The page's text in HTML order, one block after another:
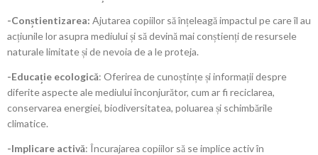
-Conștientizarea: Ajutarea copiilor să înțeleagă impactul pe care îl au
acțiunile lor asupra mediului și să devină mai conștienți de resursele
naturale limitate și de nevoia de a le proteja.
-Educație ecologică: Oferirea de cunoștințe și informații despre
diferite aspecte ale mediului înconjurător, cum ar fi reciclarea,
conservarea energiei, biodiversitatea, poluarea și schimbările
climatice.
-Implicare activă: Încurajarea copiilor să se implice activ în